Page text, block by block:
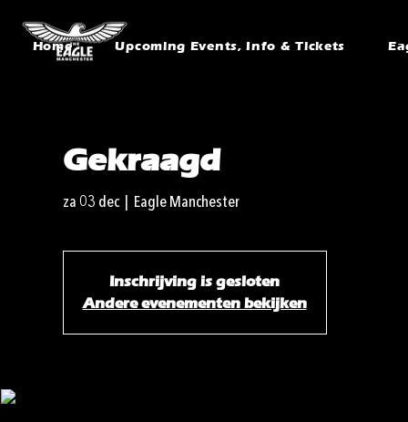
Home Upcoming Events, Info & Tickets
Gekraagd
za 03 dec
  |
Eagle Manchester
Inschrijving is gesloten
Andere evenementen bekijken